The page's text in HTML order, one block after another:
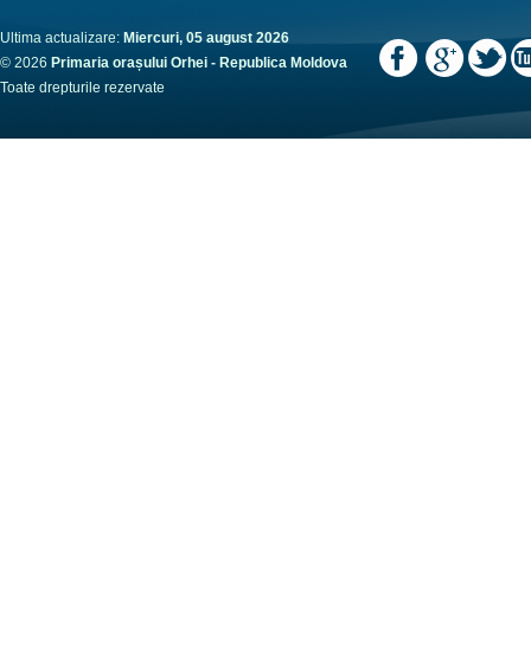
Ultima actualizare: Miercuri, 05 august 2026
© 2026 Primaria orașului Orhei - Republica Moldova
Toate drepturile rezervate